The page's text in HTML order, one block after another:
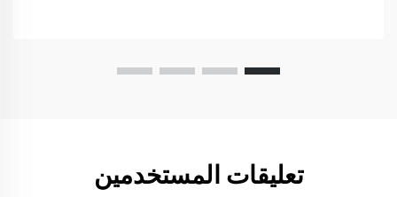
تعليقات المستخدمين